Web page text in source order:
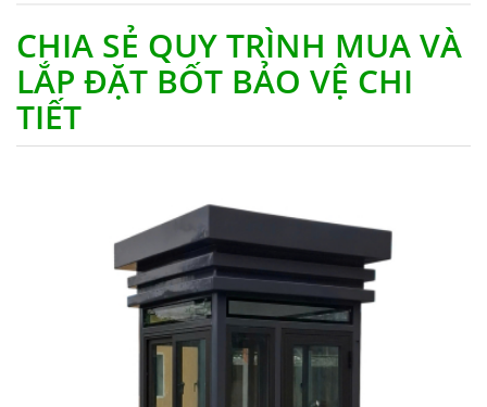
CHIA SẺ QUY TRÌNH MUA VÀ
LẮP ĐẶT BỐT BẢO VỆ CHI
TIẾT